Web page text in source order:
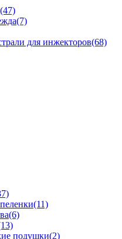
(47)
(7)
для инжекторов(68)
(11)
(6)
подушки(2)